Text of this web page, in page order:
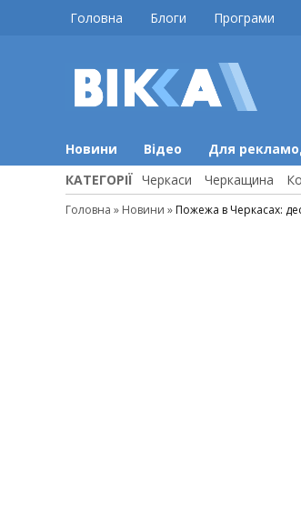
Головна Блоги Програми
Новини Відео Для
КАТЕГОРІЇ Черкаси Черкащина
Головна » Новини » Пожежа в Черкасах: